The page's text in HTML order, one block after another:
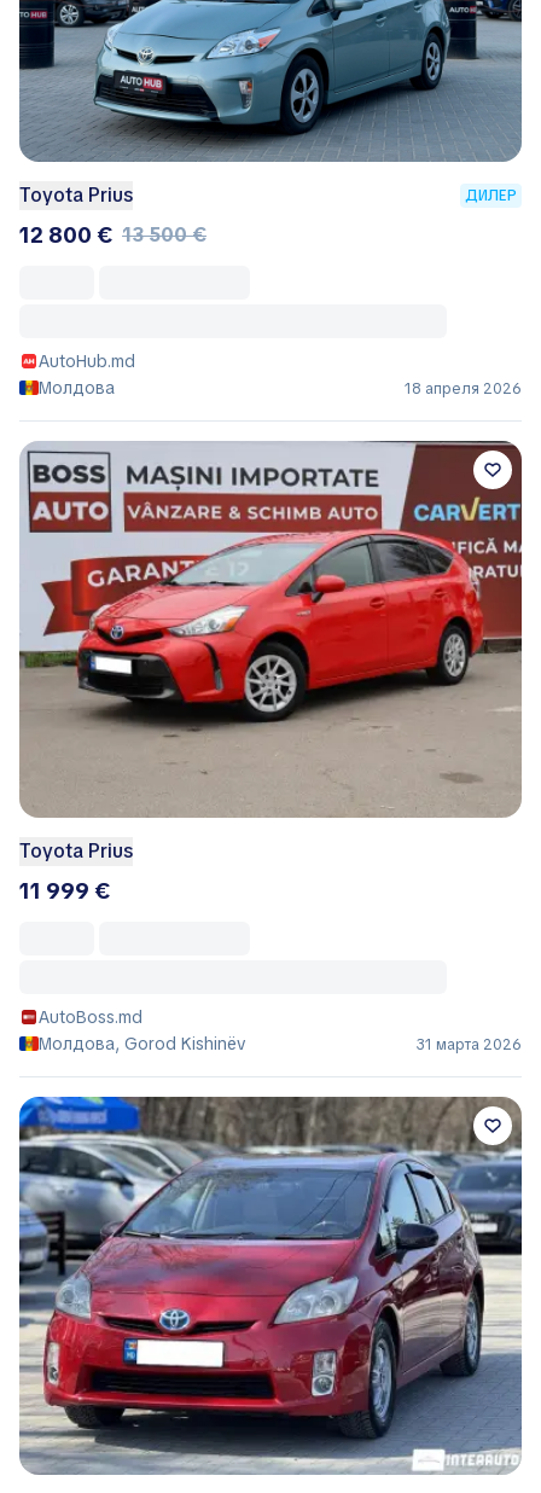
Toyota Prius ДИЛЕР
12 800 € 13 500 €
AutoHub.md
Молдова
18 апреля 2026
Toyota Prius
11 999 €
AutoBoss.md
Молдова, Gorod Kishinëv
31 марта 2026